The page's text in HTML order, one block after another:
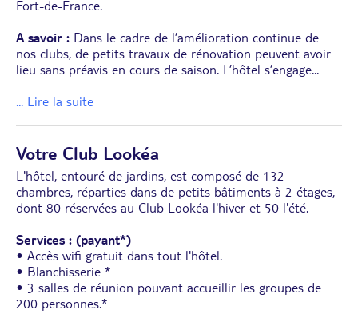
Fort-de-France.
A savoir : Dans le cadre de l’amélioration continue de
nos clubs, de petits travaux de rénovation peuvent avoir
lieu sans préavis en cours de saison. L’hôtel s’engage...
... Lire la suite
Votre Club Lookéa
L'hôtel, entouré de jardins, est composé de 132
chambres, réparties dans de petits bâtiments à 2 étages,
dont 80 réservées au Club Lookéa l'hiver et 50 l'été.
Services : (payant*)
• Accès wifi gratuit dans tout l'hôtel.
• Blanchisserie *
• 3 salles de réunion pouvant accueillir les groupes de
200 personnes.*